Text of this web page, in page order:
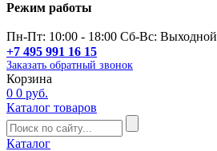
Режим работы
Пн-Пт: 10:00 - 18:00 Сб-Вс: Выходной
+7 495 991 16 15
Заказать обратный звонок
Корзина
0 0 руб.
Каталог товаров
Каталог